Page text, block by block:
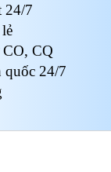
24/7
CQ
quốc 24/7